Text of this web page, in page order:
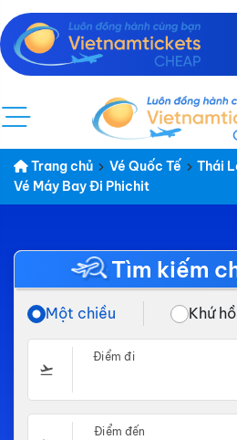
Trang chủ Vé Quốc Tế Thái
Vé Máy Bay Đi Phichit
Tìm kiếm
Một chiều Khứ
Điểm đi
Điểm đến